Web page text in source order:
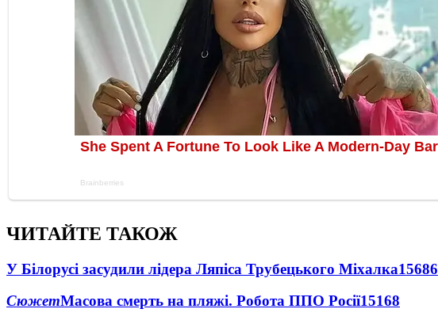
ЧИТАЙТЕ ТАКОЖ
У Білорусі засудили лідера Ляпіса Трубецького Міхалка15686
СюжетМасова смерть на пляжі. Робота ППО Росії15168